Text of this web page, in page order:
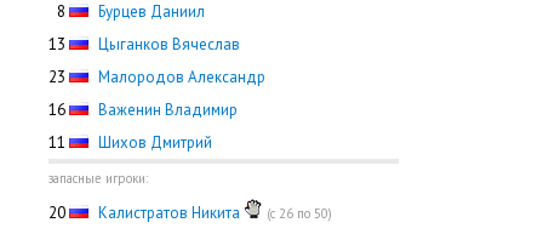
8
Бурцев Даниил
13
Цыганков Вячеслав
23
Малородов Александр
16
Важенин Владимир
11
Шихов Дмитрий
запасные игроки:
20 Калистратов Никита (с 26 по 50)